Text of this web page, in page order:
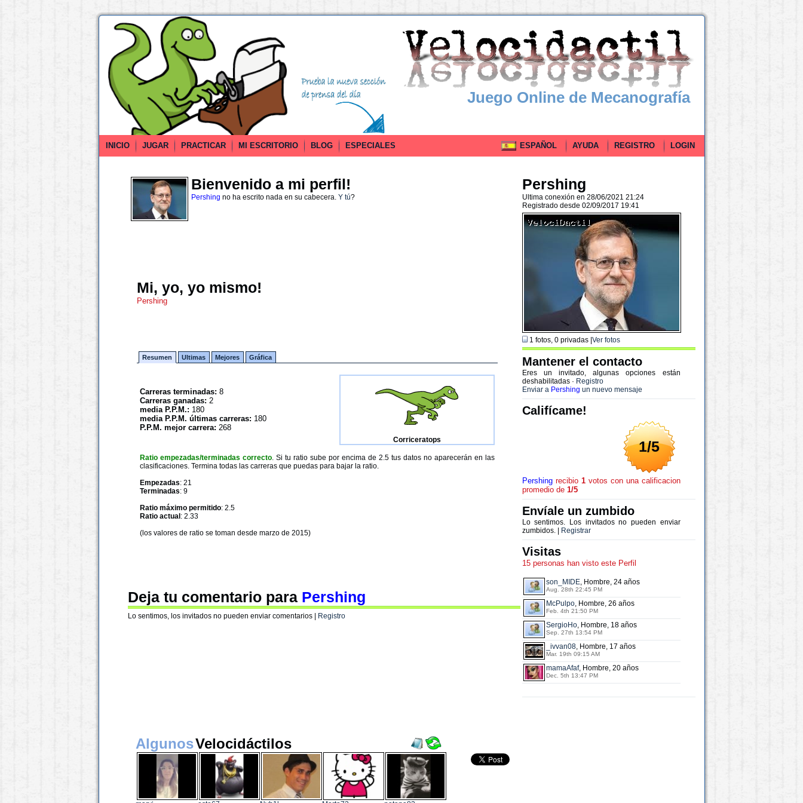
Juego Online de Mecanografía
INICIO JUGAR PRACTICAR MI ESCRITORIO BLOG ESPECIALES ESPAÑOL AYUDA REGISTRO LOGIN
Bienvenido a mi perfil!
Pershing no ha escrito nada en su cabecera. Y tú?
Mi, yo, yo mismo!
Pershing
Resumen Ultimas Mejores Gráfica
Carreras terminadas: 8
Carreras ganadas: 2
media P.P.M.: 180
media P.P.M. últimas carreras: 180
P.P.M. mejor carrera: 268
Corriceratops
Ratio empezadas/terminadas correcto. Si tu ratio sube por encima de 2.5 tus datos no aparecerán en las
clasificaciones. Termina todas las carreras que puedas para bajar la ratio.
Empezadas: 21
Terminadas: 9
Ratio máximo permitido: 2.5
Ratio actual : 2.33
(los valores de ratio se toman desde marzo de 2015)
Deja tu comentario para Pershing
Lo sentimos, los invitados no pueden enviar comentarios | Registro
Pershing
Ultima conexión en 28/06/2021 21:24
Registrado desde 02/09/2017 19:41
1 fotos, 0 privadas | Ver fotos
Mantener el contacto
Eres un invitado, algunas opciones están
deshabilitadas · Registro
Enviar a Pershing un nuevo mensaje
Califícame!
1/5
Pershingrecibio 1votos con una calificacion
promedio de 1/5
Envíale un zumbido
Lo sentimos. Los invitados no pueden enviar
zumbidos. |
Registrar
Visitas
15 personas han visto este Perfil
son_MIDE, Hombre, 24 años
Aug. 28th 22:45 PM
McPulpo, Hombre, 26 años
Feb. 4th 21:50 PM
SergioHo, Hombre, 18 años
Sep. 27th 13:54 PM
_ivvan08, Hombre, 17 años
Mar. 19th 09:15 AM
mamaAfaf, Hombre, 20 años
Dec. 5th 13:47 PM
AlgunosVelocidáctilos